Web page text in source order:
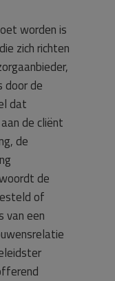
worden is
zich richten
door de
dat
de cliënt
de
de
of
van een